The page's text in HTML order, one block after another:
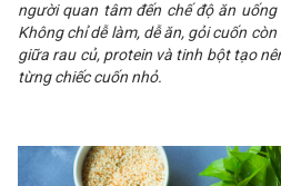
người quan tâm đến chế độ ăn
Không chỉ dễ làm, dễ ăn, gỏi cuốn
giữa rau củ, protein và tinh bột tạo
từng chiếc cuốn nhỏ.